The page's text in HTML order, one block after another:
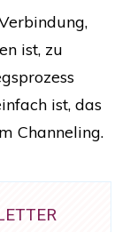
ist, zu
ist, das
Channeling.